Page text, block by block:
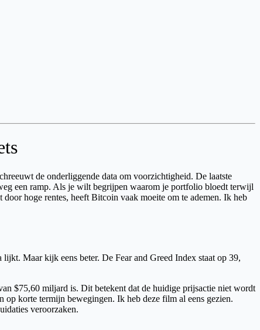
de onderliggende data om voorzichtigheid. De laatste
een ramp. Als je wilt begrijpen waarom je portfolio bloedt terwijl
hoge rentes, heeft Bitcoin vaak moeite om te ademen. Ik heb
Maar kijk eens beter. De Fear and Greed Index staat op 39,
$75,60 miljard is. Dit betekent dat de huidige prijsactie niet wordt
op korte termijn bewegingen. Ik heb deze film al eens gezien.
veroorzaken.